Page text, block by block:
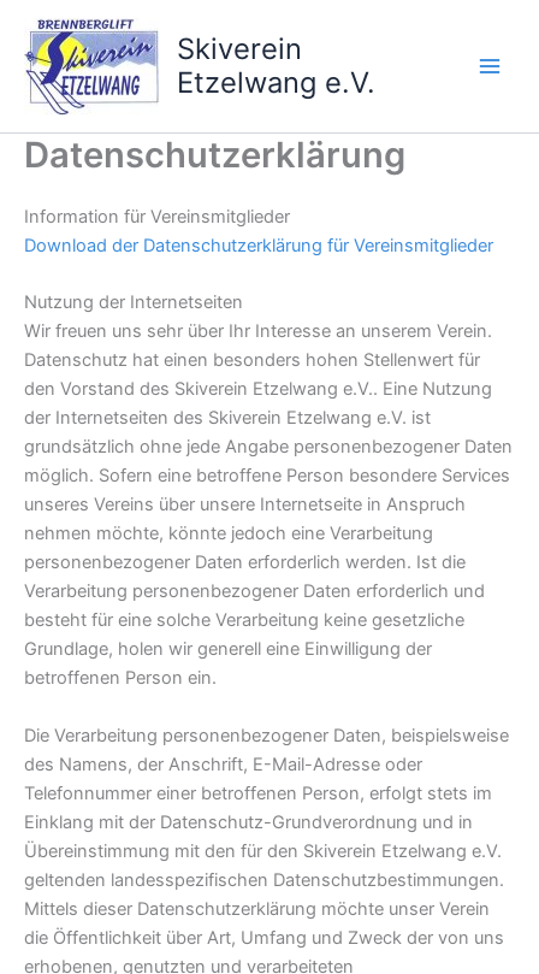
Inhalt
springen
Skiverein
Etzelwang e.V.
Datenschutzerklärung
Information für Vereinsmitglieder
Download der Datenschutzerklärung für Vereinsmitglieder
Nutzung der Internetseiten
Wir freuen uns sehr über Ihr Interesse an unserem Verein.
Datenschutz hat einen besonders hohen Stellenwert für
den Vorstand des Skiverein Etzelwang e.V.. Eine Nutzung
der Internetseiten des Skiverein Etzelwang e.V. ist
grundsätzlich ohne jede Angabe personenbezogener Daten
möglich. Sofern eine betroffene Person besondere Services
unseres Vereins über unsere Internetseite in Anspruch
nehmen möchte, könnte jedoch eine Verarbeitung
personenbezogener Daten erforderlich werden. Ist die
Verarbeitung personenbezogener Daten erforderlich und
besteht für eine solche Verarbeitung keine gesetzliche
Grundlage, holen wir generell eine Einwilligung der
betroffenen Person ein.
Die Verarbeitung personenbezogener Daten, beispielsweise
des Namens, der Anschrift, E-Mail-Adresse oder
Telefonnummer einer betroffenen Person, erfolgt stets im
Einklang mit der Datenschutz-Grundverordnung und in
Übereinstimmung mit den für den Skiverein Etzelwang e.V.
geltenden landesspezifischen Datenschutzbestimmungen.
Mittels dieser Datenschutzerklärung möchte unser Verein
die Öffentlichkeit über Art, Umfang und Zweck der von uns
erhobenen, genutzten und verarbeiteten